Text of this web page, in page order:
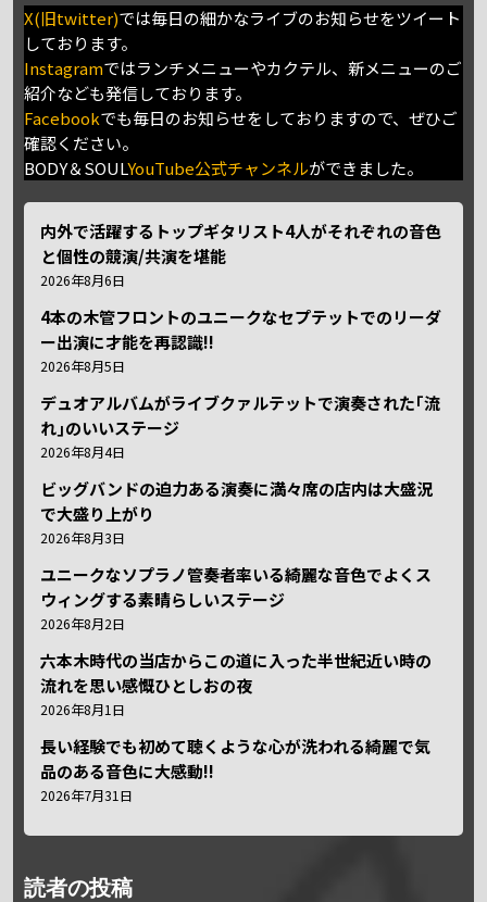
X(旧twitter)では毎日の細かなライブのお知らせをツイート
しております。
Instagramではランチメニューやカクテル、新メニューのご
紹介なども発信しております。
Facebookでも毎日のお知らせをしておりますので、ぜひご
確認ください。
BODY＆SOULYouTube公式チャンネルができました。
内外で活躍するトップギタリスト4人がそれぞれの音色
と個性の競演/共演を堪能
2026年8月6日
4本の木管フロントのユニークなセプテットでのリーダ
ー出演に才能を再認識!!
2026年8月5日
デュオアルバムがライブクァルテットで演奏された｢流
れ｣のいいステージ
2026年8月4日
ビッグバンドの迫力ある演奏に満々席の店内は大盛況
で大盛り上がり
2026年8月3日
ユニークなソプラノ管奏者率いる綺麗な音色でよくス
ウィングする素晴らしいステージ
2026年8月2日
六本木時代の当店からこの道に入った半世紀近い時の
流れを思い感慨ひとしおの夜
2026年8月1日
長い経験でも初めて聴くような心が洗われる綺麗で気
品のある音色に大感動!!
2026年7月31日
読者の投稿